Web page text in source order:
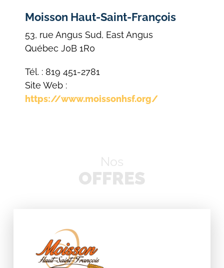
Moisson Haut-Saint-François
53, rue Angus Sud, East Angus
Québec J0B 1R0
Tél. : 819 451-2781
Site Web :
https://www.moissonhsf.org/
Nos
OFFRES